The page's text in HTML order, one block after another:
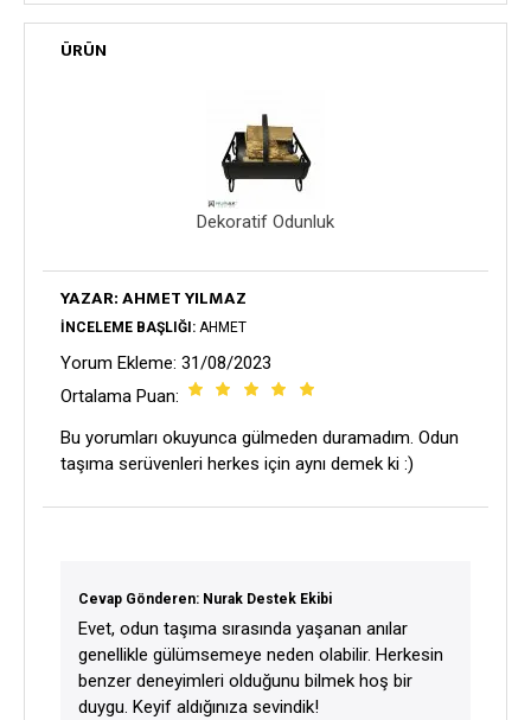
ÜRÜN
Dekoratif Odunluk
YAZAR: AHMET YILMAZ
İNCELEME BAŞLIĞI: AHMET
Yorum Ekleme: 31/08/2023
Ortalama Puan:
Bu yorumları okuyunca gülmeden duramadım. Odun
taşıma serüvenleri herkes için aynı demek ki :)
Cevap Gönderen: Nurak Destek Ekibi
Evet, odun taşıma sırasında yaşanan anılar
genellikle gülümsemeye neden olabilir. Herkesin
benzer deneyimleri olduğunu bilmek hoş bir
duygu. Keyif aldığınıza sevindik!